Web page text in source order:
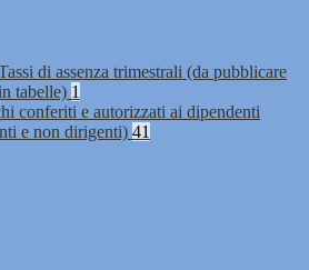
di assenza trimestrali (da pubblicare
tabelle) 1
conferiti e autorizzati ai dipendenti
e non dirigenti) 41